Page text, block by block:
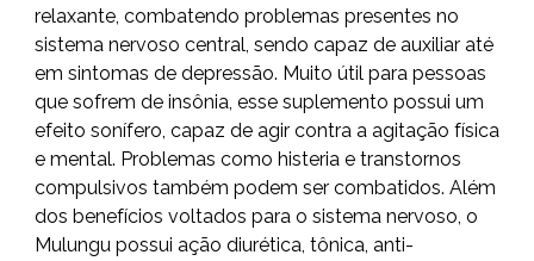
relaxante, combatendo problemas presentes no
sistema nervoso central, sendo capaz de auxiliar até
em sintomas de depressão. Muito útil para pessoas
que sofrem de insônia, esse suplemento possui um
efeito sonífero, capaz de agir contra a agitação física
e mental. Problemas como histeria e transtornos
compulsivos também podem ser combatidos. Além
dos benefícios voltados para o sistema nervoso, o
Mulungu possui ação diurética, tônica, anti-